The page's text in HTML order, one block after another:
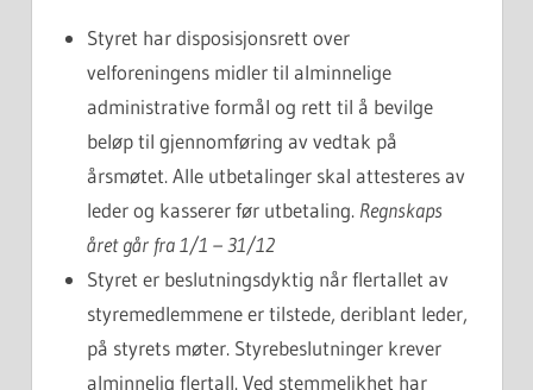
Styret har disposisjonsrett over
velforeningens midler til alminnelige
administrative formål og rett til å bevilge
beløp til gjennomføring av vedtak på
årsmøtet. Alle utbetalinger skal attesteres av
leder og kasserer før utbetaling. Regnskaps
året går fra 1/1 – 31/12
Styret er beslutningsdyktig når flertallet av
styremedlemmene er tilstede, deriblant leder,
på styrets møter. Styrebeslutninger krever
alminnelig flertall. Ved stemmelikhet har